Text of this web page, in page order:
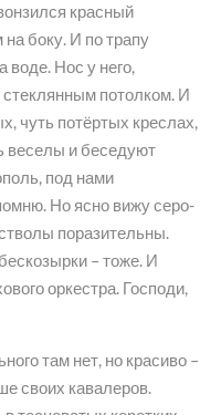
красный
боку. И по трапу
воде. Нос у него,
стеклянным потолком. И
чуть потёртых креслах,
веселы и беседуют
под нами
Но ясно вижу серо-
поразительны.
– тоже. И
оркестра. Господи,
там нет, но красиво –
своих кавалеров.